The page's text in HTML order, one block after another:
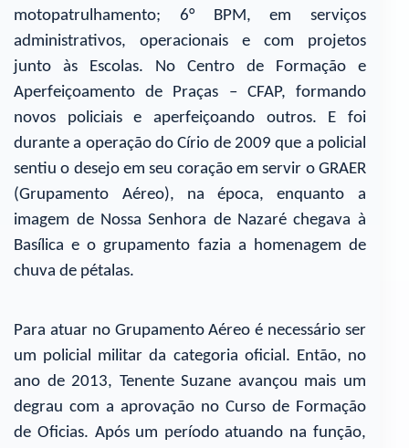
motopatrulhamento; 6° BPM, em serviços
administrativos, operacionais e com projetos
junto às Escolas. No Centro de Formação e
Aperfeiçoamento de Praças – CFAP, formando
novos policiais e aperfeiçoando outros. E foi
durante a operação do Círio de 2009 que a policial
sentiu o desejo em seu coração em servir o GRAER
(Grupamento Aéreo), na época, enquanto a
imagem de Nossa Senhora de Nazaré chegava à
Basílica e o grupamento fazia a homenagem de
chuva de pétalas.
Para atuar no Grupamento Aéreo é necessário ser
um policial militar da categoria oficial. Então, no
ano de 2013, Tenente Suzane avançou mais um
degrau com a aprovação no Curso de Formação
de Oficias. Após um período atuando na função,